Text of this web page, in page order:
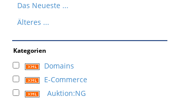
Das Neueste ...
Älteres ...
Kategorien
Domains
E-Commerce
Auktion:NG